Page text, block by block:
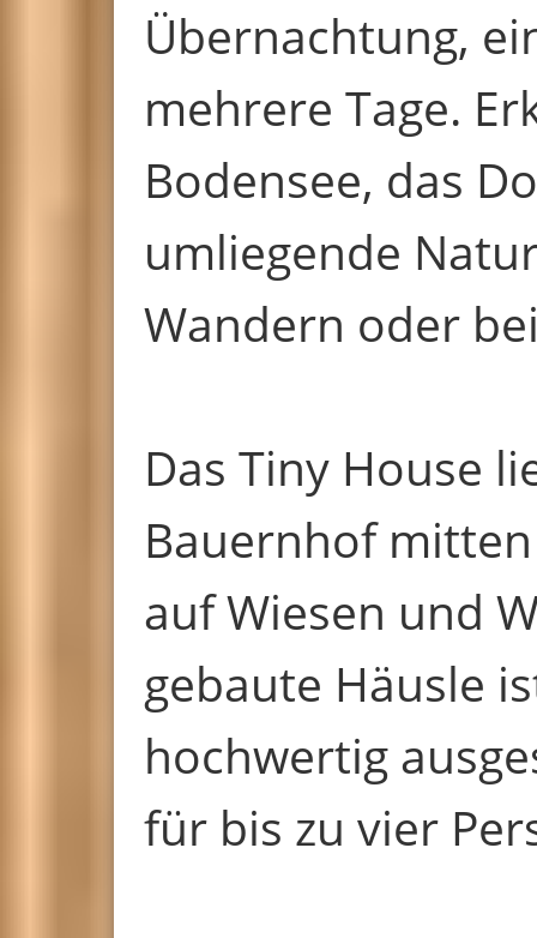
Übernachtung,
mehrere Tage.
Bodensee, das
umliegende
Wandern oder
Das Tiny House
Bauernhof
auf Wiesen und
gebaute Häusle
hochwertig
für bis zu vier